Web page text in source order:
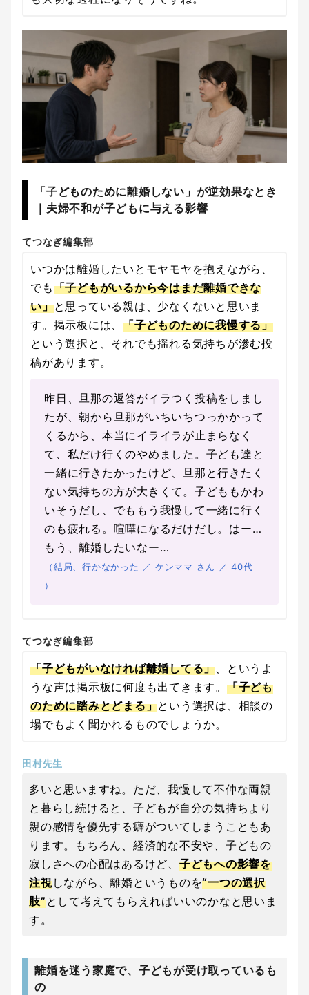
「子どものために離婚しない」が逆効果なとき
｜夫婦不和が子どもに与える影響
てつなぎ編集部
いつかは離婚したいとモヤモヤを抱えながら、
でも「子どもがいるから今はまだ離婚できな
い」と思っている親は、少なくないと思いま
す。掲示板には、 「子どものために我慢する」
という選択と、それでも揺れる気持ちが滲む投
稿があります。
昨日、旦那の返答がイラつく投稿をしまし
たが、朝から旦那がいちいちつっかかって
くるから、本当にイライラが止まらなく
て、私だけ行くのやめました。子ども達と
一緒に行きたかったけど、旦那と行きたく
ない気持ちの方が大きくて。子どももかわ
いそうだし、でももう我慢して一緒に行く
のも疲れる。喧嘩になるだけだし。はー…
もう、離婚したいなー…
（結局、行かなかった ／ ケンママ さん ／ 40代
）
てつなぎ編集部
「子どもがいなければ離婚してる」、というよ
うな声は掲示板に何度も出てきます。 「子ども
のために踏みとどまる」という選択は、相談の
場でもよく聞かれるものでしょうか。
田村先生
多いと思いますね。ただ、我慢して不仲な両親
と暮らし続けると、子どもが自分の気持ちより
親の感情を優先する癖がついてしまうこともあ
ります。もちろん、経済的な不安や、子どもの
寂しさへの心配はあるけど、 子どもへの影響を
注視しながら、離婚というものを“一つの選択
肢”として考えてもらえればいいのかなと思いま
す。
離婚を迷う家庭で、子どもが受け取っているも
の